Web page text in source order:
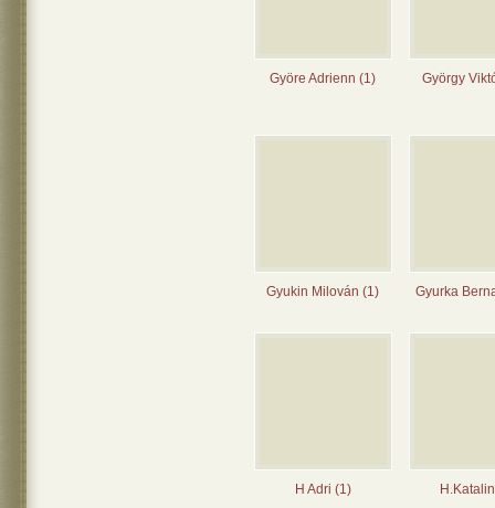
Györe Adrienn (1) György
Gyukin Milován (1) Gyurka
H Adri (1)